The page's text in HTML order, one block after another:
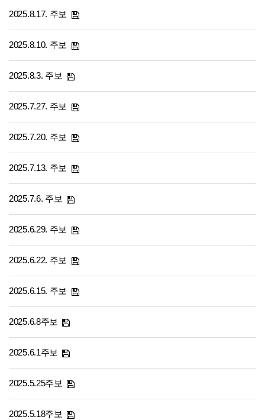
2025.8.17. 주보
2025.8.10. 주보
2025.8.3. 주보
2025.7.27. 주보
2025.7.20. 주보
2025.7.13. 주보
2025.7.6. 주보
2025.6.29. 주보
2025.6.22. 주보
2025.6.15. 주보
2025.6.8주보
2025.6.1주보
2025.5.25주보
2025.5.18주보